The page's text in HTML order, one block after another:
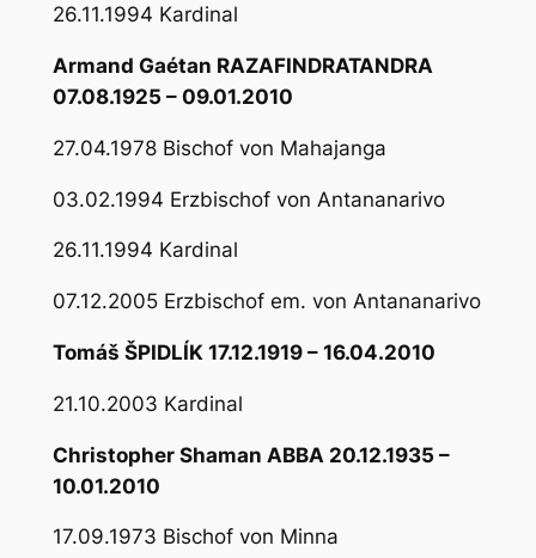
26.11.1994 Kardinal
Armand Gaétan RAZAFINDRATANDRA
07.08.1925 – 09.01.2010
27.04.1978 Bischof von Mahajanga
03.02.1994 Erzbischof von Antananarivo
26.11.1994 Kardinal
07.12.2005 Erzbischof em. von Antananarivo
Tomáš ŠPIDLÍK 17.12.1919 – 16.04.2010
21.10.2003 Kardinal
Christopher Shaman ABBA 20.12.1935 –
10.01.2010
17.09.1973 Bischof von Minna